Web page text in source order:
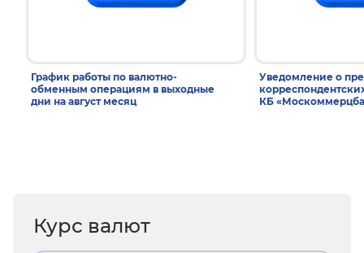
График работы по валютно-
обменным операциям в выходные
дни на август месяц
Уведомление о
КБ
Курс валют